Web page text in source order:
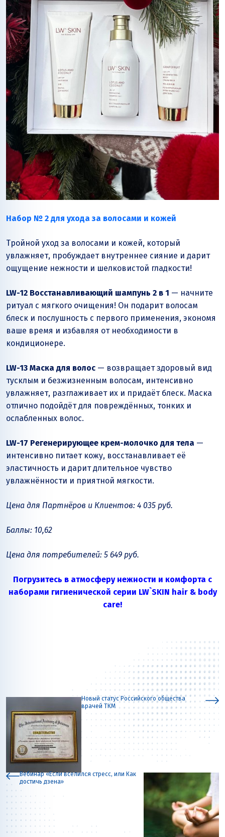
Набор № 2 для ухода за волосами и кожей
Тройной уход за волосами и кожей, который
увлажняет, пробуждает внутреннее сияние и дарит
ощущение нежности и шелковистой гладкости!
LW-12 Восстанавливающий шампунь 2 в 1 — начните
ритуал с мягкого очищения! Он подарит волосам
блеск и послушность с первого применения, экономя
ваше время и избавляя от необходимости в
кондиционере.
LW-13 Маска для волос — возвращает здоровый вид
тусклым и безжизненным волосам, интенсивно
увлажняет, разглаживает их и придаёт блеск. Маска
отлично подойдёт для повреждённых, тонких и
ослабленных волос.
LW-17 Регенерирующее крем-молочко для тела —
интенсивно питает кожу, восстанавливает её
эластичность и дарит длительное чувство
увлажнённости и приятной мягкости.
Цена для Партнёров и Клиентов: 4 035 руб.
Баллы: 10,62
Цена для потребителей: 5 649 руб.
Погрузитесь в атмосферу нежности и комфорта с
наборами гигиенической серии LW`SKIN hair & body
care!
Вебинар «Если вселился стресс, или Как
достичь дзена»
Новый статус Российского общества
врачей ТКМ